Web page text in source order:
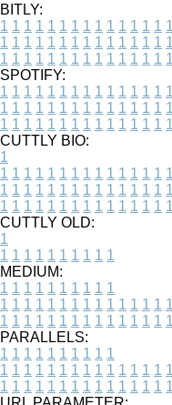
BITLY:
1 1 1 1 1 1 1 1 1 1 1 1 1 1 1
1 1 1 1 1 1 1 1 1 1 1 1 1 1 1
1 1 1 1 1 1 1 1 1 1 1 1 1 1 1
SPOTIFY:
1 1 1 1 1 1 1 1 1 1 1 1 1 1 1
1 1 1 1 1 1 1 1 1 1 1 1 1 1 1
1 1 1 1 1 1 1 1 1 1 1 1 1 1 1
CUTTLY BIO:
1
1 1 1 1 1 1 1 1 1 1 1 1 1 1 1
1 1 1 1 1 1 1 1 1 1 1 1 1 1 1
1 1 1 1 1 1 1 1 1 1 1 1 1 1 1
CUTTLY OLD:
1
1 1 1 1 1 1 1 1 1 1
MEDIUM:
1 1 1 1 1 1 1 1 1 1
1 1 1 1 1 1 1 1 1 1 1 1 1 1 1
1 1 1 1 1 1 1 1 1 1 1 1 1 1 1
PARALLELS:
1 1 1 1 1 1 1 1 1 1
1 1 1 1 1 1 1 1 1 1 1 1 1 1 1
1 1 1 1 1 1 1 1 1 1 1 1 1 1 1